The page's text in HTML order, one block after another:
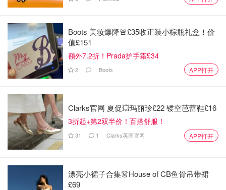
从 La Rambleta 出发，可以沿着 La Fortaleza 徒步小径欣
Viejo 观景点，欣赏岛屿南坡和邻近地区的美景地平线上的
岛屿。可以预订导游活动。这些远足路线不需要特别许可。
但是如果要登顶泰德峰的话，记得要提前申请哦，至少提前
一个月。
戳这里申请登顶。
戳这里直达缆车登顶购票网站。
3. Roques de García
Roques de García是公园内最著名和最值得拍照留念的岩层
美景和从那里可以看到的火山景观而吸引了许多游客。
Boots 美妆爆降🚨£35收正装小棕瓶礼盒！价
值£151
额外7.2折！Prada护手霜£34
2 Boots APP打开
Clarks官网 夏促💥玛丽珍£22 镂空芭蕾鞋£16
3折起+第2双半价！百搭舒服！
31 1 Clarks英国官网 APP打开
漂亮小裙子合集👗House of CB鱼骨吊带裙
£69